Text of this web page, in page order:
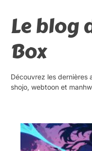
Le blog
Box
Découvrez les dernières
shojo, webtoon et